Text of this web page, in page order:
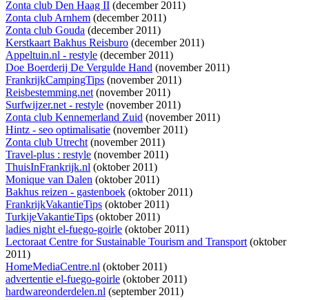
Zonta club Den Haag II (december 2011)
Zonta club Arnhem (december 2011)
Zonta club Gouda (december 2011)
Kerstkaart Bakhus Reisburo (december 2011)
Appeltuin.nl - restyle (december 2011)
Doe Boerderij De Vergulde Hand (november 2011)
FrankrijkCampingTips (november 2011)
Reisbestemming.net(november 2011)
Surfwijzer.net - restyle (november 2011)
Zonta club Kennemerland Zuid (november 2011)
Hintz - seo optimalisatie (november 2011)
Zonta club Utrecht(november 2011)
Travel-plus : restyle (november 2011)
ThuisInFrankrijk.nl (oktober 2011)
Monique van Dalen (oktober 2011)
Bakhus reizen - gastenboek (oktober 2011)
FrankrijkVakantieTips (oktober 2011)
TurkijeVakantieTips (oktober 2011)
ladies night el-fuego-goirle (oktober 2011)
Lectoraat Centre for Sustainable Tourism and Transport(oktober
2011)
HomeMediaCentre.nl (oktober 2011)
advertentie el-fuego-goirle (oktober 2011)
hardwareonderdelen.nl (september 2011)